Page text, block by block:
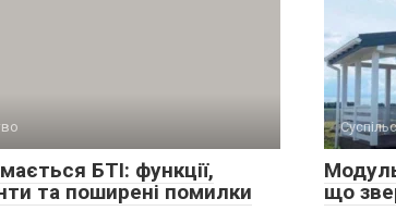
БТІ: функції,
та поширені помилки
що